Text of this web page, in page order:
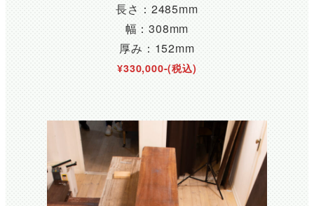
長さ：2485mm
幅：308mm
厚み：152mm
¥330,000-(税込)